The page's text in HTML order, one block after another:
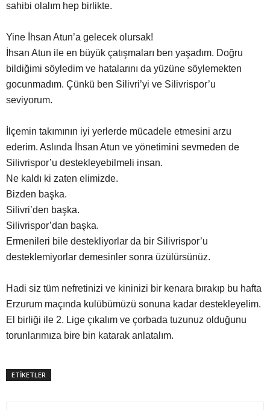
sahibi olalım hep birlikte.
Yine İhsan Atun’a gelecek olursak!
İhsan Atun ile en büyük çatışmaları ben yaşadım. Doğru
bildiğimi söyledim ve hatalarını da yüzüne söylemekten
gocunmadım. Çünkü ben Silivri’yi ve Silivrispor’u
seviyorum.
İlçemin takımının iyi yerlerde mücadele etmesini arzu
ederim. Aslında İhsan Atun ve yönetimini sevmeden de
Silivrispor’u destekleyebilmeli insan.
Ne kaldı ki zaten elimizde.
Bizden başka.
Silivri’den başka.
Silivrispor’dan başka.
Ermenileri bile destekliyorlar da bir Silivrispor’u
desteklemiyorlar demesinler sonra üzülürsünüz.
Hadi siz tüm nefretinizi ve kininizi bir kenara bırakıp bu hafta
Erzurum maçında kulübümüzü sonuna kadar destekleyelim.
El birliği ile 2. Lige çıkalım ve çorbada tuzunuz olduğunu
torunlarımıza bire bin katarak anlatalım.
ETİKETLER